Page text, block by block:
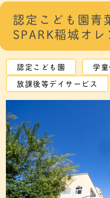
認定こども園青
SPARK稲城オレ
認定こども園
学
放課後等デイサービス